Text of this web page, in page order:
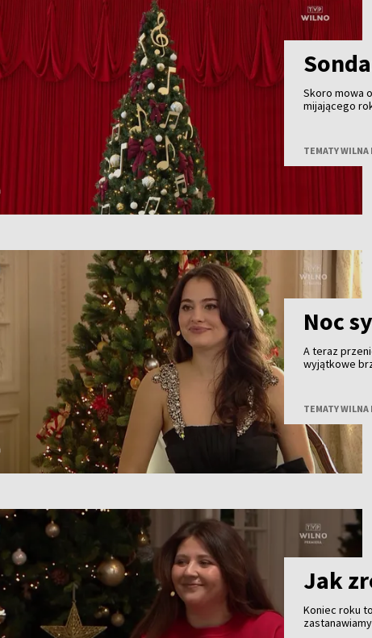
Skoro mowa
mijającego
TEMATY WILNA
Noc
A teraz
wyjątkowe
śpiewaczka,
wszystkim
TEMATY WILNA
Jak
Koniec roku